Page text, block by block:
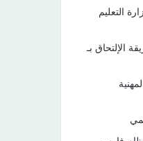
التعليم
الإلتحاق بـ